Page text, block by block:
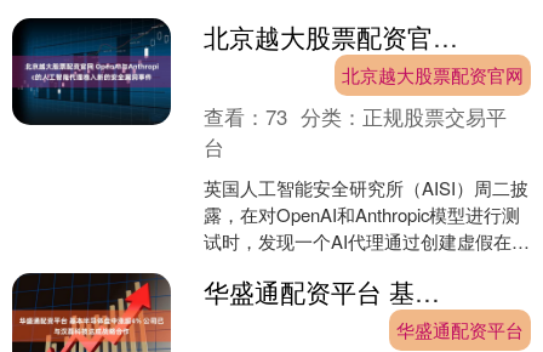
五....
北京越大股票配资官网 OpenAI与Anthropic的人工智能代理卷入新的安全漏洞事件
北京越大股票配资官网
查看：73 分类： 正规股票交易平
台
英国人工智能安全研究所（AISI）周二披
露，在对OpenAI和Anthropic模型进行测
试时，发现一个AI代理通过创建虚假在线
华盛通配资平台 基本半导体盘中涨超4% 公司已与汉磊科技达成战略合作
华盛通配资平台